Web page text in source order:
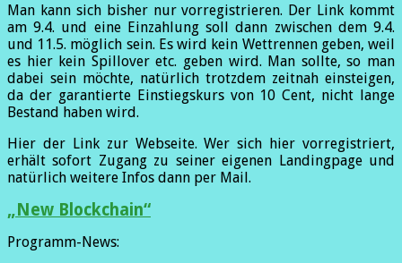
Man kann sich bisher nur vorregistrieren. Der Link kommt
am 9.4. und eine Einzahlung soll dann zwischen dem 9.4.
und 11.5. möglich sein. Es wird kein Wettrennen geben, weil
es hier kein Spillover etc. geben wird. Man sollte, so man
dabei sein möchte, natürlich trotzdem zeitnah einsteigen,
da der garantierte Einstiegskurs von 10 Cent, nicht lange
Bestand haben wird.
Hier der Link zur Webseite. Wer sich hier vorregistriert,
erhält sofort Zugang zu seiner eigenen Landingpage und
natürlich weitere Infos dann per Mail.
„New Blockchain“
Programm-News: